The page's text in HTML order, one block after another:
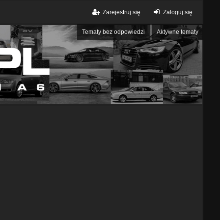
Zaloguj się
Zarejestruj się
Tematy bez odpowiedzi Aktywne tematy